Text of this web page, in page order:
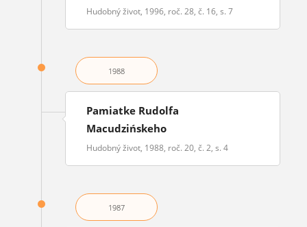
Hudobný život, 1996, roč. 28, č. 16, s. 7
1988
Pamiatke Rudolfa
Macudzińskeho
Hudobný život, 1988, roč. 20, č. 2, s. 4
1987